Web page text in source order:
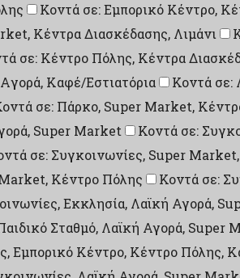
Κοντά σε: Εμπορικό Κέντρο,
Κέντρα Διασκέδασης, Λιμάνι
σε: Κέντρο Πόλης, Κέντρα
Καφέ/Εστιατόρια
Κοντά σε:
σε: Πάρκο, Super Market,
Super Market Κοντά σε:
σε: Συγκοινωνίες, Super
Κέντρο Πόλης
Κοντά σε:
Εκκλησία, Λαϊκή Αγορά,
Σταθμό, Λαϊκή Αγορά, Super
Εμπορικό Κέντρο, Κέντρο Πόλης,